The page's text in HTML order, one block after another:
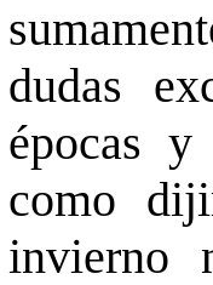
dudas
épocas
como
invierno